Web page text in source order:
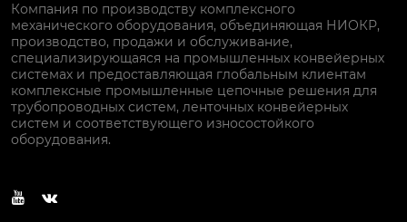
Компания по производству комплексного
механического оборудования, объединяющая НИОКР,
производство, продажи и обслуживание,
специализирующаяся на промышленных конвейерных
системах и предоставляющая глобальным клиентам
комплексные промышленные цепочные решения для
трубопроводных систем, ленточных конвейерных
систем и соответствующего износостойкого
оборудования.
 